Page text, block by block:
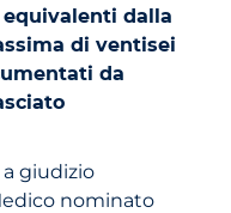
dalla
di ventisei
da
giudizio
nominato